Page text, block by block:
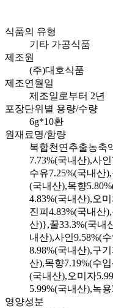
식품의 유형
기타 가공식품
제조원
(주)대호식품
제조연월일
제조일로부터 2년
포장단위별 용량/수량
6g*10환
원재료명/함량
복합천연추출농축
7.73%(국내산),사
수유7.25%(국내산
(국내산),목향
4.83%(국내산),오
진피4.83%(국내산
산)},꿀33.3%(국내
내산),사인9.58%(
8.98%(국내산),구
산),목향7.19%(수
(국내산),오미자
5.99%(국내산),녹
영양성분